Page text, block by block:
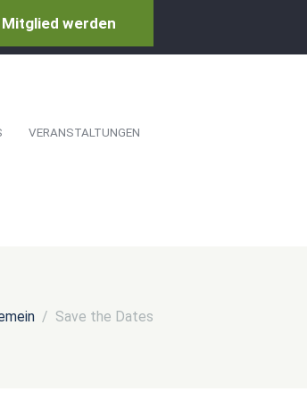
werden
VERANSTALTUNGEN
Save the Dates